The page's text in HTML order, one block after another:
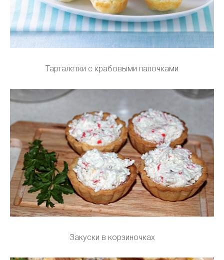
Тарталетки с крабовыми палочками
Закуски в корзиночках